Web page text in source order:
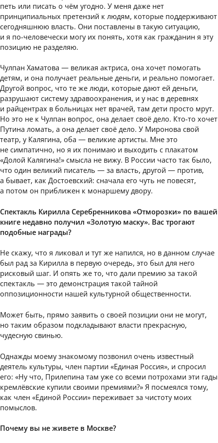
петь или писать о чём угодно. У меня даже нет
принципиальных претензий к людям, которые поддерживают
сегодняшнюю власть. Они поставлены в такую ситуацию,
и я по-человечески могу их понять, хотя как гражданин я эту
позицию не разделяю.
Чулпан Хаматова — великая актриса, она хочет помогать
детям, и она получает реальные деньги, и реально помогает.
Другой вопрос, что те же люди, которые дают ей деньги,
разрушают систему здравоохранения, и у нас в деревнях
и райцентрах в больницах нет врачей, там дети просто мрут.
Но это не к Чулпан вопрос, она делает своё дело. Кто-то хочет
Путина ломать, а она делает своё дело. У Миронова свой
театр, у Калягина, оба — великие артисты. Мне это
не симпатично, но я их понимаю и выходить с плакатом
«Долой Калягина!» смысла не вижу. В России часто так было,
что один великий писатель — за власть, другой — против,
а бывает, как Достоевский: сначала его чуть не повесят,
а потом он приближен к монаршему двору.
Спектакль Кирилла Серебренникова «Отморозки» по вашей
книге недавно получил «Золотую маску». Вас трогают
подобные награды?
Не скажу, что я ликовал и тут же напился, но в данном случае
был рад за Кирилла в первую очередь, это был для него
рисковый шаг. И опять же то, что дали премию за такой
спектакль — это демонстрация такой тайной
оппозиционности нашей культурной общественности.
Может быть, прямо заявить о своей позиции они не могут,
но таким образом подкладывают власти прекрасную,
чудесную свинью.
Однажды моему знакомому позвонил очень известный
деятель культуры, член партии «Единая Россия», и спросил
его: «Ну что, Прилепина там уже со всеми потрохами эти гады
кремлёвские купили своими премиями?» Я посмеялся тому,
как член «Единой России» переживает за чистоту моих
помыслов.
Почему вы не живете в Москве?